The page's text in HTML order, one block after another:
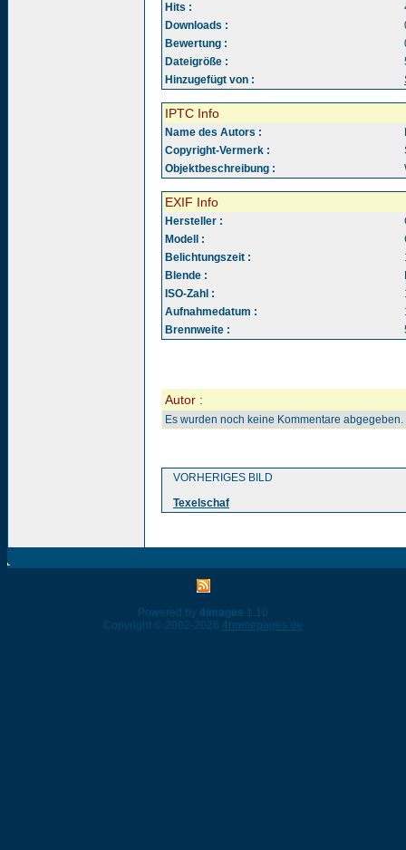
Hits :
Downloads :
Bewertung :
Dateigröße :
Hinzugefügt von :
IPTC Info
Name des Autors :
Copyright-Vermerk :
Objektbeschreibung :
EXIF Info
Hersteller :
Modell :
Belichtungszeit :
Blende :
ISO-Zahl :
Aufnahmedatum :
Brennweite :
Autor :
Es wurden noch keine Kommentare abgegeben.
VORHERIGES BILD
Texelschaf
Powered by 4images 1.10
Copyright © 2002-2026 4homepages.de